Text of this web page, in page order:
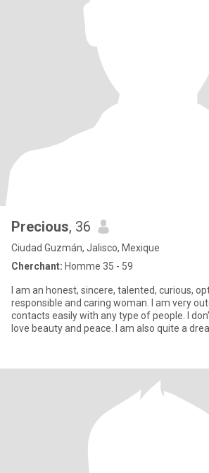
Precious, 36
Ciudad Guzmán, Jalisco, Mexique
Cherchant: Homme 35 - 59
I am an honest, sincere, talented, curious,
responsible and caring woman. I am very
contacts easily with any type of people. I
love beauty and peace. I am also quite a